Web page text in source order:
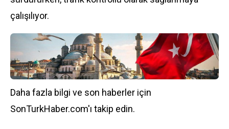
çalışılıyor.
Daha fazla bilgi ve son haberler için
SonTurkHaber.com'ı takip edin.